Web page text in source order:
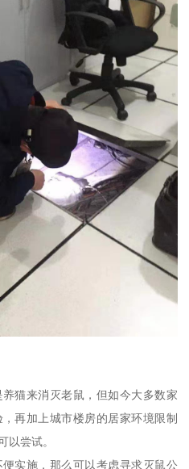
猫来消灭老鼠，但如今大多数家
再加上城市楼房的居家环境限制
以尝试。
实施，那么可以考虑寻求灭鼠公